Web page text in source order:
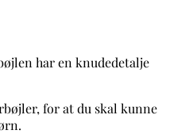
har en knudedetalje
for at du skal kunne